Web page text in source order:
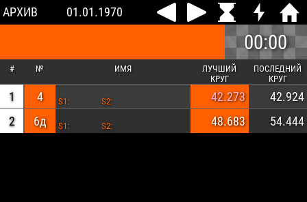
АРХИВ 01.01.1970
00:00
# № ИМЯ
ЛУЧШИЙ
КРУГ
ПОСЛЕДНИЙ
КРУГ
1 4 S1: S2: 42.273
42.924
2
6д S1: S2: 48.683 54.444